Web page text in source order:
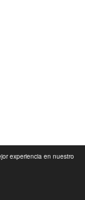
experiencia en nuestro